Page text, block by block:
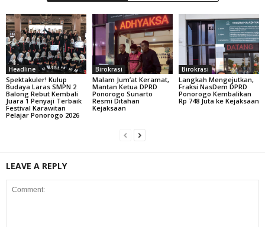
Headline
Spektakuler! Kulup
Budaya Laras SMPN 2
Balong Rebut Kembali
Juara 1 Penyaji Terbaik
Festival Karawitan
Pelajar Ponorogo 2026
Birokrasi
Malam Jum’at Keramat,
Mantan Ketua DPRD
Ponorogo Sunarto
Resmi Ditahan
Kejaksaan
Birokrasi
Langkah Mengejutkan,
Fraksi NasDem DPRD
Ponorogo Kembalikan
Rp 748 Juta ke Kejaksaan
LEAVE A REPLY